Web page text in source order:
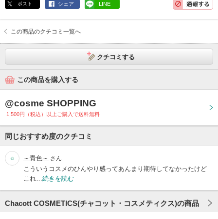
ポスト シェア LINE
この商品のクチコミ一覧へ
クチコミする
この商品を購入する
@cosme SHOPPING
1,500円（税込）以上ご購入で送料無料
同じおすすめ度のクチコミ
～青色～ さん
こういうコスメのひんやり感ってあんまり期待してなかったけど
これ… 続きを読む
Chacott COSMETICS(チャコット・コスメティクス)の商品